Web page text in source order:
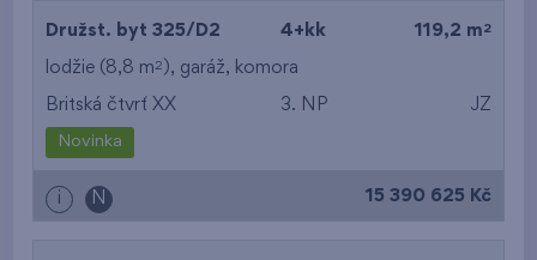
Družst. byt 325/D2 4+kk 119,2 m 2
lodžie (8,8 m2 ), garáž, komora
Britská čtvrť XX 3. NP JZ
Novinka
i N 15 390 625 Kč